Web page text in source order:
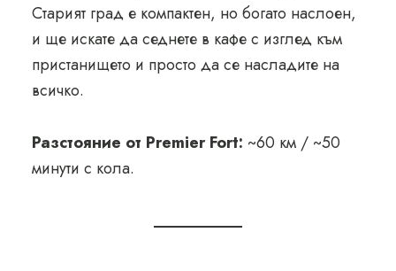
Старият град е компактен, но богато наслоен,
и ще искате да седнете в кафе с изглед към
пристанището и просто да се насладите на
всичко.
Разстояние от Premier Fort: ~60 км / ~50
минути с кола.